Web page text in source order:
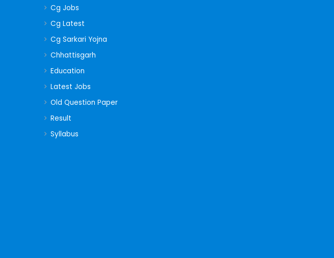
Cg Jobs
Cg Latest
Cg Sarkari Yojna
Chhattisgarh
Education
Latest Jobs
Old Question Paper
Result
Syllabus